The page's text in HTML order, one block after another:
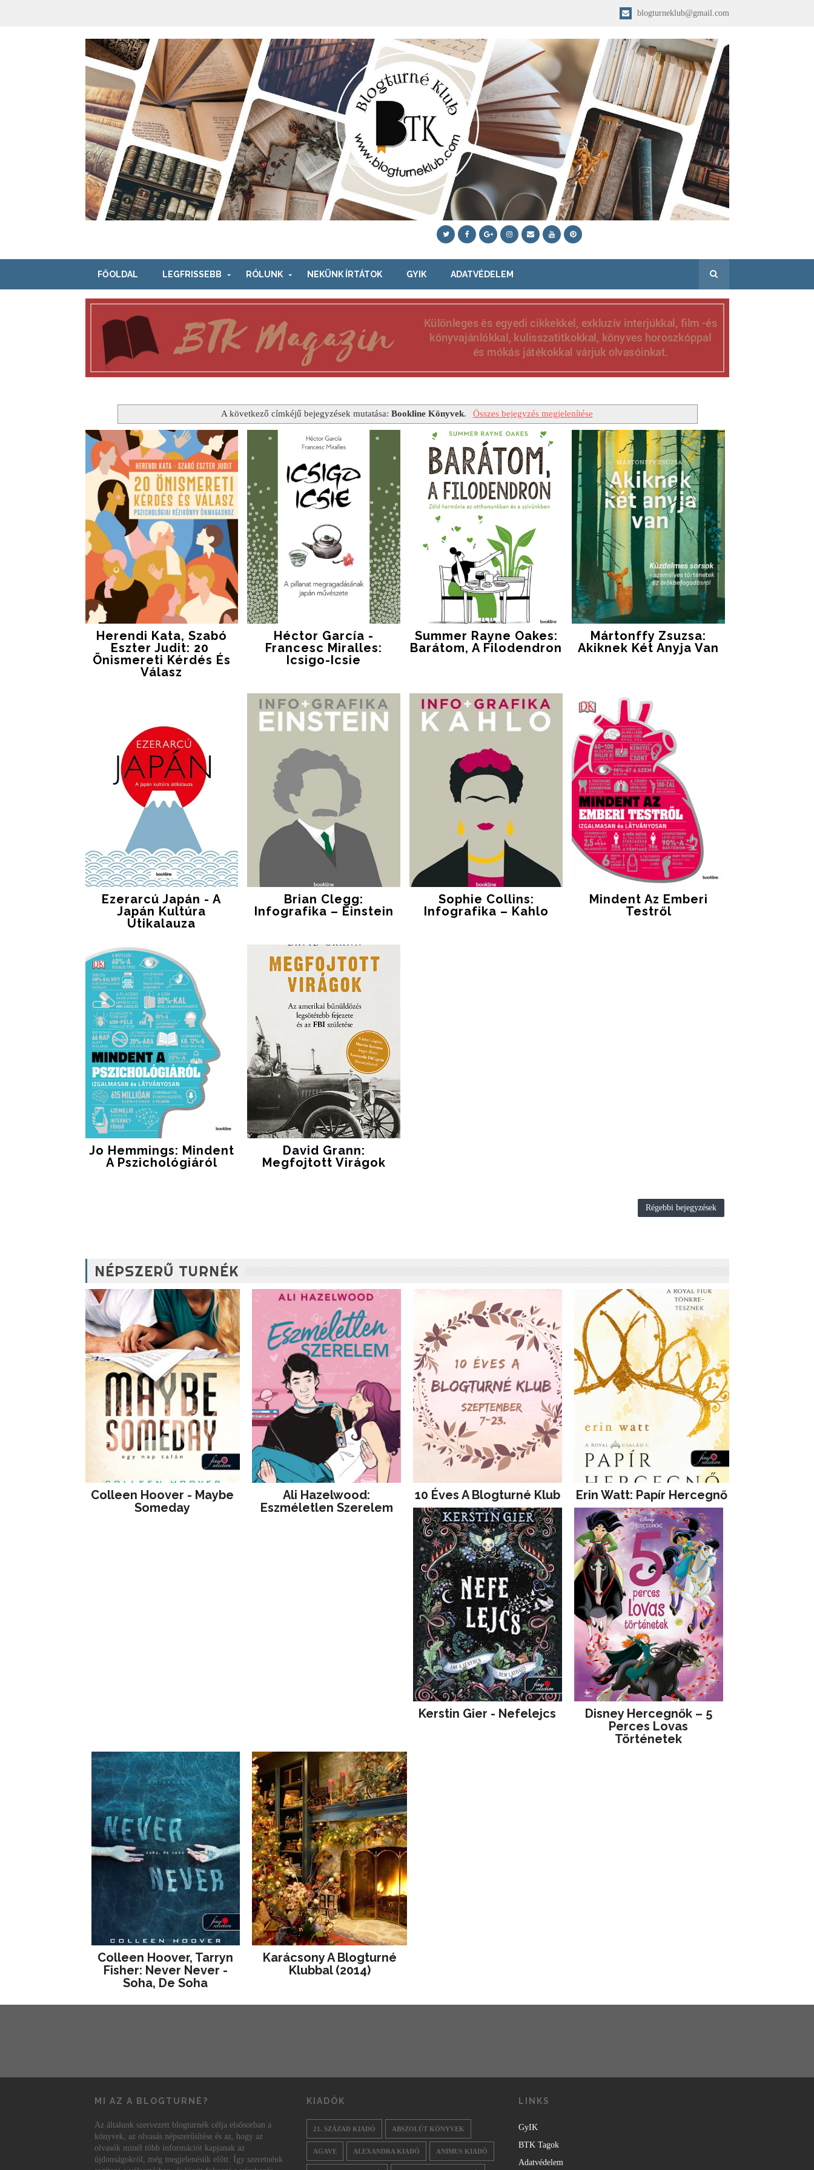
blogturneklub@gmail.com
FŐOLDAL LEGFRISSEBB RÓLUNK NEKÜNK ÍRTÁTOK GYIK ADATVÉDELEM
A következő címkéjű bejegyzések mutatása:Bookline Könyvek. Összes bejegyzés megjelenítése
Herendi Kata, Szabó
Eszter Judit: 20 ​
Önismereti Kérdés És
Válasz
Héctor García -
Francesc Miralles:
Icsigo-Icsie
Summer Rayne Oakes:
Barátom, A Filodendron
Mártonffy Zsuzsa:
Akiknek Két Anyja Van
Ezerarcú Japán - A
Japán Kultúra
Útikalauza
Brian Clegg:
Infografika – Einstein
Sophie Collins:
Infografika – Kahlo
Mindent Az Emberi
Testről
Jo Hemmings: Mindent
A Pszichológiáról
David Grann:
Megfojtott Virágok
Régebbi bejegyzések
NÉPSZERŰ TURNÉK
Colleen Hoover - Maybe
Someday
Ali Hazelwood:
Eszméletlen Szerelem
10 Éves A Blogturné Klub Erin Watt: Papír Hercegnő
Kerstin Gier - Nefelejcs
Disney ​Hercegnők – 5
Perces Lovas
Történetek
Colleen Hoover, Tarryn
Fisher: Never Never -
Soha, De Soha
Karácsony A Blogturné
Klubbal (2014)
MI AZ A BLOGTURNÉ?
Az általunk szervezett blogturnék célja elsősorban a
könyvek, az olvasás népszerűsítése és az, hogy az
olvasók minél több információt kapjanak az
újdonságokról, még megjelenésük előtt. Így szeretnénk
KIADÓK
21. SZÁZAD KIADÓ ABSZOLÚT KÖNYVEK
AGAVE ALEXANDRA KIADÓ ANIMUS KIADÓ
LINKS
GyIK
BTK Tagok
Adatvédelem